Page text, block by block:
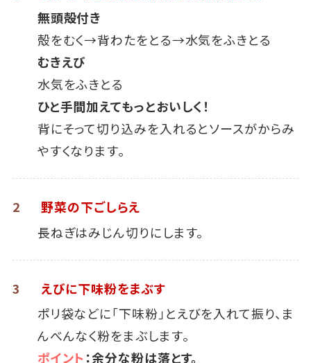
無頭殻付き
殻をむく→背わたをとる→水気をふきとる
むきえび
水気をふきとる
ひと手間加えてもっとおいしく！
背にそって切り込みを入れるとソースがからみ
やすくなります。
2
野菜の下ごしらえ
長ねぎはみじん切りにします。
3
えびに下味粉をまぶす
ポリ袋などに「下味粉」とえびを入れて振り、ま
んべんなく粉をまぶします。
ポイント：余分な粉は落とす。